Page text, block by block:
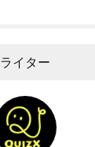
ライター